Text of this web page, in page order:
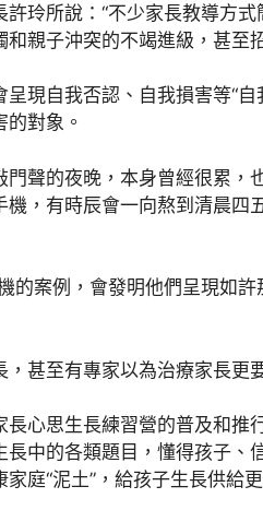
玲所說：“不少家長教導方
親子沖突的不竭進級，甚至
現自我否認、自我損害等“自
對象。
聲的夜晚，本身曾經很累，
，有時辰會一向熬到清晨四
的案例，會發明他們呈現如
甚至有專家以為治療家長更
心思生長練習營的普及和推
中的各類題目，懂得孩子、
庭“泥土”，給孩子生長供給